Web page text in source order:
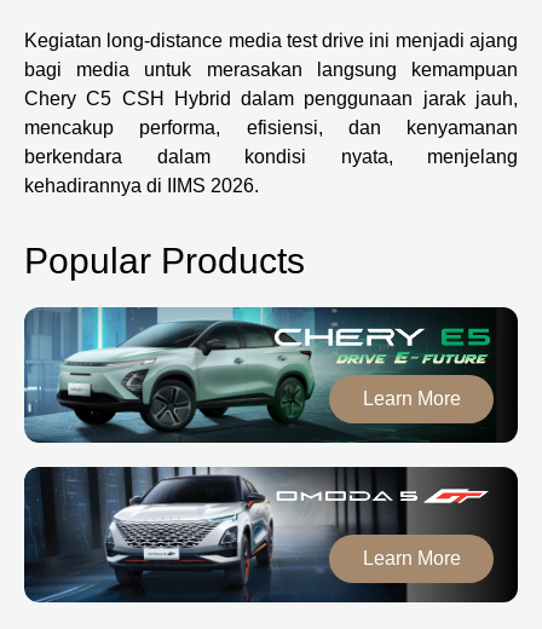
Kegiatan long-distance media test drive ini menjadi ajang
bagi media untuk merasakan langsung kemampuan
Chery C5 CSH Hybrid dalam penggunaan jarak jauh,
mencakup performa, efisiensi, dan kenyamanan
berkendara dalam kondisi nyata, menjelang
kehadirannya di IIMS 2026.
Popular Products
Learn More
Learn More